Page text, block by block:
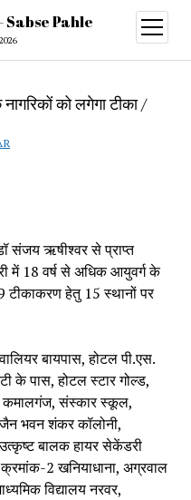
Sabse Pahle
open
menu
को लगेगा टीका /
संजय ऋषीश्वर से प्राप्त
में 18 वर्ष से अधिक आयुवर्ग के
टीकाकरण हेतु 15 स्थानों पर
बायपास, होटल पी.एस.
के पास, होटल स्टार गोल्ड,
कमालगंज, संस्कार स्कूल,
जैन भवन शंकर कॉलोनी,
बालक हायर सेकेंडरी
2 खनियाधाना, अग्रवाल
विद्यालय नरवर,